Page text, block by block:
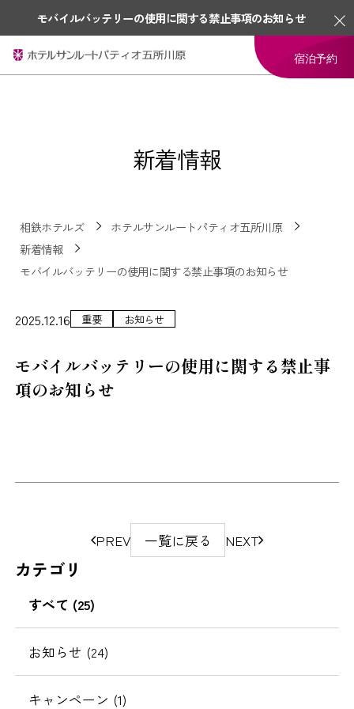
モバイルバッテリーの使用に関する禁止事項のお知らせ
宿泊予約
新着情報
相鉄ホテルズ
ホテルサンルートパティオ五所川原
新着情報
モバイルバッテリーの使用に関する禁止事項のお知らせ
2025.12.16 重要 お知らせ
モバイルバッテリーの使用に関する禁止事
項のお知らせ
ジ
動
PREV 一覧に戻る NEXT
カテゴリ
すべて (25)
お知らせ (24)
キャンペーン (1)